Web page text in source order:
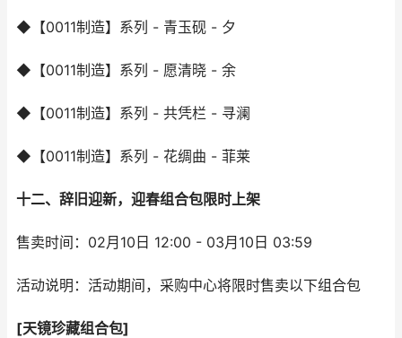
◆【0011制造】系列 - 青玉砚 - 夕
◆【0011制造】系列 - 愿清晓 - 余
◆【0011制造】系列 - 共凭栏 - 寻澜
◆【0011制造】系列 - 花绸曲 - 菲莱
十二、辞旧迎新，迎春组合包限时上架
售卖时间：02月10日 12:00 - 03月10日 03:59
活动说明：活动期间，采购中心将限时售卖以下组合包
[天镜珍藏组合包]